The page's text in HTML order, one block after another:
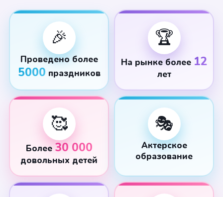
🎉
Проведено более
5000 праздников
🏆
На рынке более 12
лет
🥰
Более30 000
довольных детей
🎭
Актерское
образование